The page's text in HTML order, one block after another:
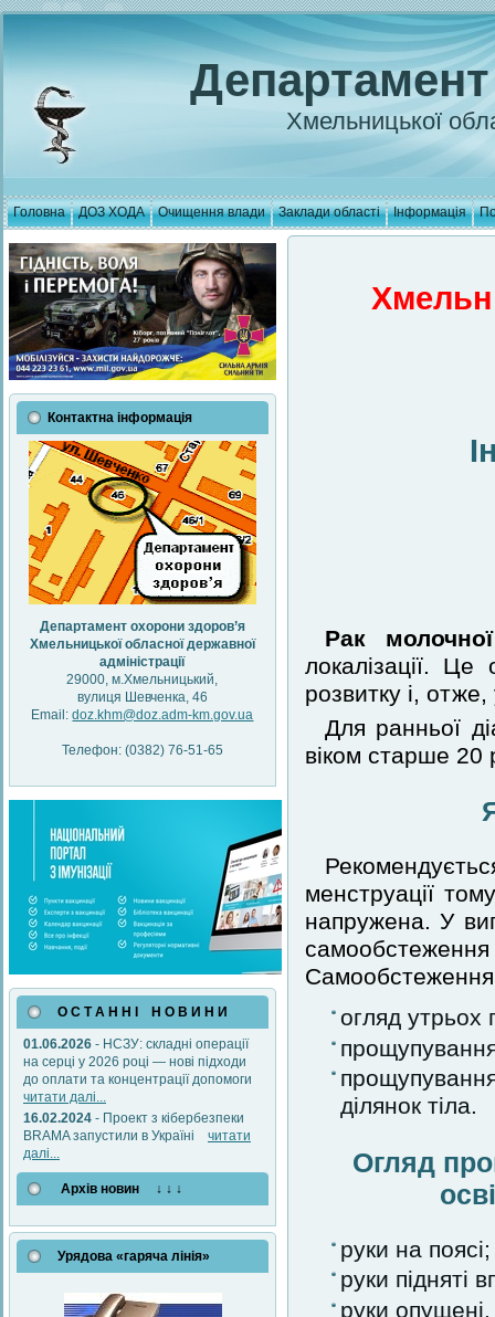
Хмельницької
Головна ДОЗ ХОДА Очищення влади Заклади області Інформація
Контактна інформація
Департамент охорони здоров’я
Хмельницької обласної державної
адміністрації
29000, м.Хмельницький,
вулиця Шевченка, 46
Email:doz.khm@doz.adm-km.gov.ua
Телефон: (0382) 76-51-65
О С Т А Н Н І Н О В И Н И
01.06.2026 - НСЗУ: складні операції
на серці у 2026 році — нові підходи
до оплати та концентрації допомоги
читати далі...
16.02.2024 - Проект з кібербезпеки
BRAMA запустили в Україні читати
далі...
Архів новин ↓ ↓ ↓
Урядова «гаряча лінія»
Рак
локалізації.
розвитку і,
Для ранньої
віком старше 20
менструації
напружена. У
Самообстеження
огляд утрьох
ділянок тіла.
Огляд
руки на поясі;
руки підняті
руки опущені.